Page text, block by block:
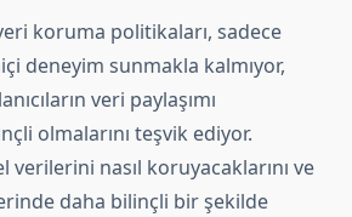
koruma politikaları, sadece
deneyim sunmakla kalmıyor,
veri paylaşımı
olmalarını teşvik ediyor.
nasıl koruyacaklarını ve
daha bilinçli bir şekilde